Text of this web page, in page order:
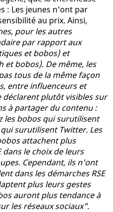
: Les jeunes n'ont par
au prix. Ainsi,
pour les autres
par rapport aux
et bobos) et
bobos). De même, les
tous de la même façon
entre influenceurs et
déclarent plutôt visibles sur
à partager du contenu :
les bobos qui surutilisent
surutilisent Twitter. Les
attachent plus
le choix de leurs
Cependant, ils n'ont
dans les démarches RSE
plus leurs gestes
auront plus tendance à
les réseaux sociaux".